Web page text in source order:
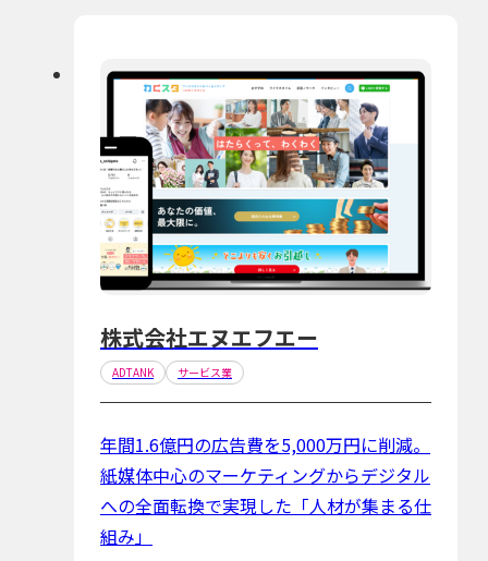
株式会社エヌエフエー
ADTANK サービス業
年間1.6億円の広告費を5,000万円に削減。
紙媒体中心のマーケティングからデジタル
への全面転換で実現した「人材が集まる仕
組み」